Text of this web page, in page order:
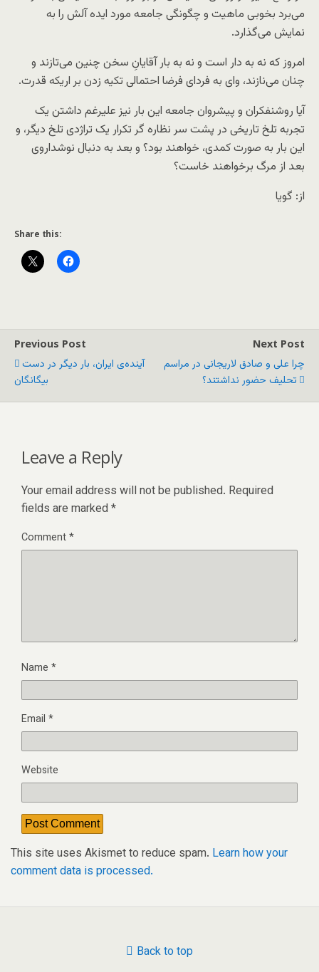
می‌برد بخوبی ماهیت و چگونگی جامعه مورد ایده آلش را به
نمایش می‌گذارد.
امروز که نه به دار است و نه به بار آقایانِ سخن چنین می‌تازند و
چنان می‌نازند، وای به فردای فرضا احتمالی تکیه زدن بر اریکه قدرت.
آیا روشنفکران و پیشروان جامعه این بار نیز علیرغم داشتن یک
تجربه تلخ تاریخی در پشت سر نظاره گر تکرار یک تراژدی تلخ دیگر، و
این بار به صورت کمدی، خواهند بود؟ و بعد به دنبال نوشداروی
بعد از مرگ برخواهند خاست؟
از: گویا
Share this:
Previous Post
آینده‌ی ایران، بار دیگر در دست
بیگانگان
Next Post
چرا علی و صادق لاریجانی در مراسم
تحلیف حضور نداشتند؟
Leave a Reply
Your email address will not be published. Required
fields are marked *
Comment*
Name *
Email *
Website
This site uses Akismet to reduce spam. Learn how your
comment data is processed.
Back to top